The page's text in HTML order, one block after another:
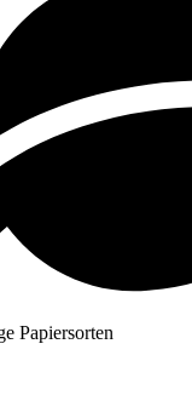
Papiersorten